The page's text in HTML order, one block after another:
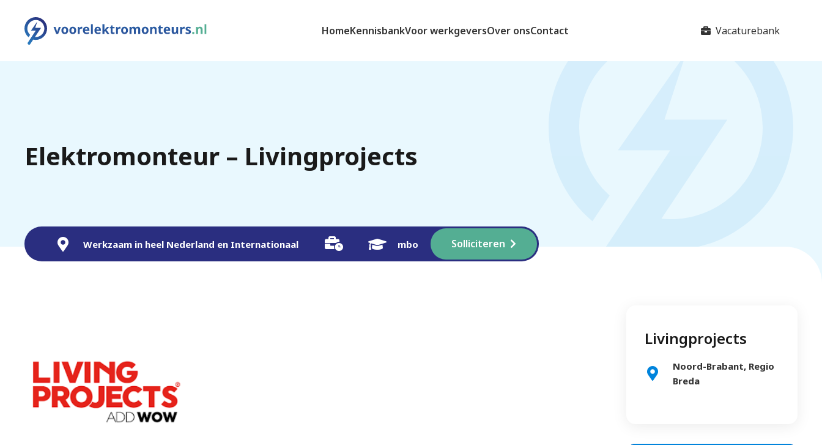
HomeKennisbankVoor werkgeversOver onsContact Vacaturebank
Elektromonteur – Livingprojects
Werkzaam in heel Nederland en Internationaal mbo Solliciteren
Livingprojects
Noord-Brabant, Regio
Breda